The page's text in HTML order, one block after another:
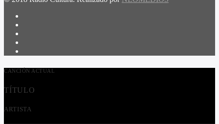
CANCIÓN ACTUAL
TÍTULO
ARTISTA